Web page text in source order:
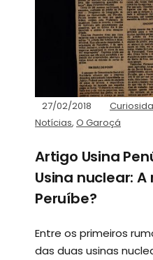
27/02/2018
Notícias, O Garoçá
Artigo Usina
Usina nuclear:
Peruíbe?
Entre os primeiros
das duas usinas